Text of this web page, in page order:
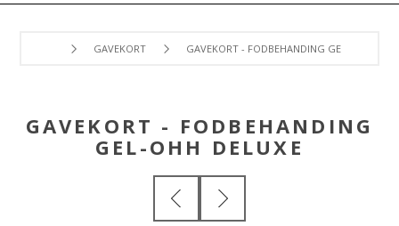
GAVEKORT GAVEKORT - FODBEHANDING GEL-OHH
GAVEKORT - FODBEHANDING
GEL-OHH DELUXE